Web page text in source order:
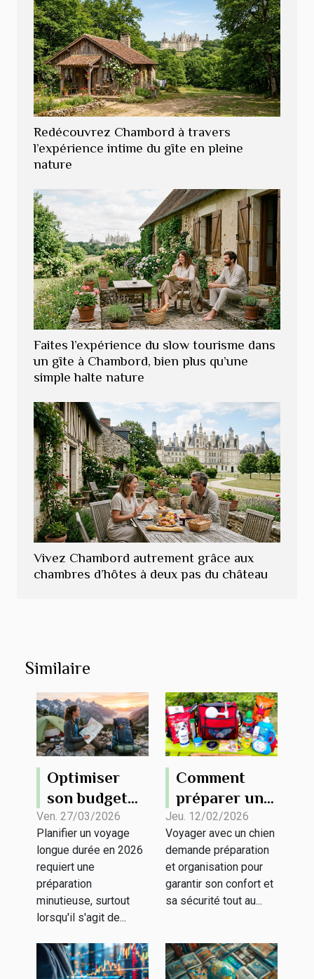
Redécouvrez Chambord à travers
l’expérience intime du gîte en pleine
nature
Faites l’expérience du slow tourisme dans
un gîte à Chambord, bien plus qu’une
simple halte nature
Vivez Chambord autrement grâce aux
chambres d’hôtes à deux pas du château
Similaire
Optimiser
son budget
pour un
voyage
longue durée
en 2026
Ven. 27/03/2026
Planifier un voyage
longue durée en 2026
requiert une
préparation
minutieuse, surtout
lorsqu'il s'agit de...
Comment
préparer un
kit de voyage
pour votre
chien ?
Jeu. 12/02/2026
Voyager avec un chien
demande préparation
et organisation pour
garantir son confort et
sa sécurité tout au...